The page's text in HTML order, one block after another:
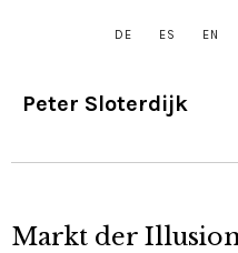
DE ES EN
Peter Sloterdijk
Markt der